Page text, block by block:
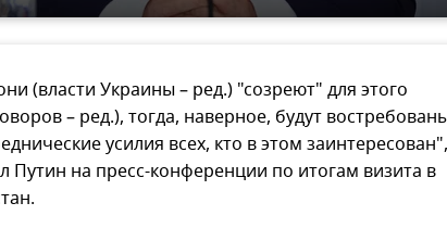
(власти Украины – ред.) "созреют" для этого
– ред.), тогда, наверное, будут
усилия всех, кто в этом
Путин на пресс-конференции по итогам визита в